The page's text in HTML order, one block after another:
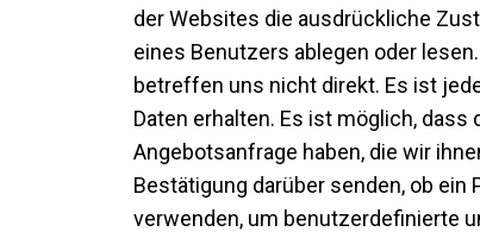
der Websites die ausdrückliche
eines Benutzers ablegen oder
betreffen uns nicht direkt. Es ist
Daten erhalten. Es ist möglich,
Angebotsanfrage haben, die wir
Bestätigung darüber senden, ob
verwenden, um benutzerdefinierte